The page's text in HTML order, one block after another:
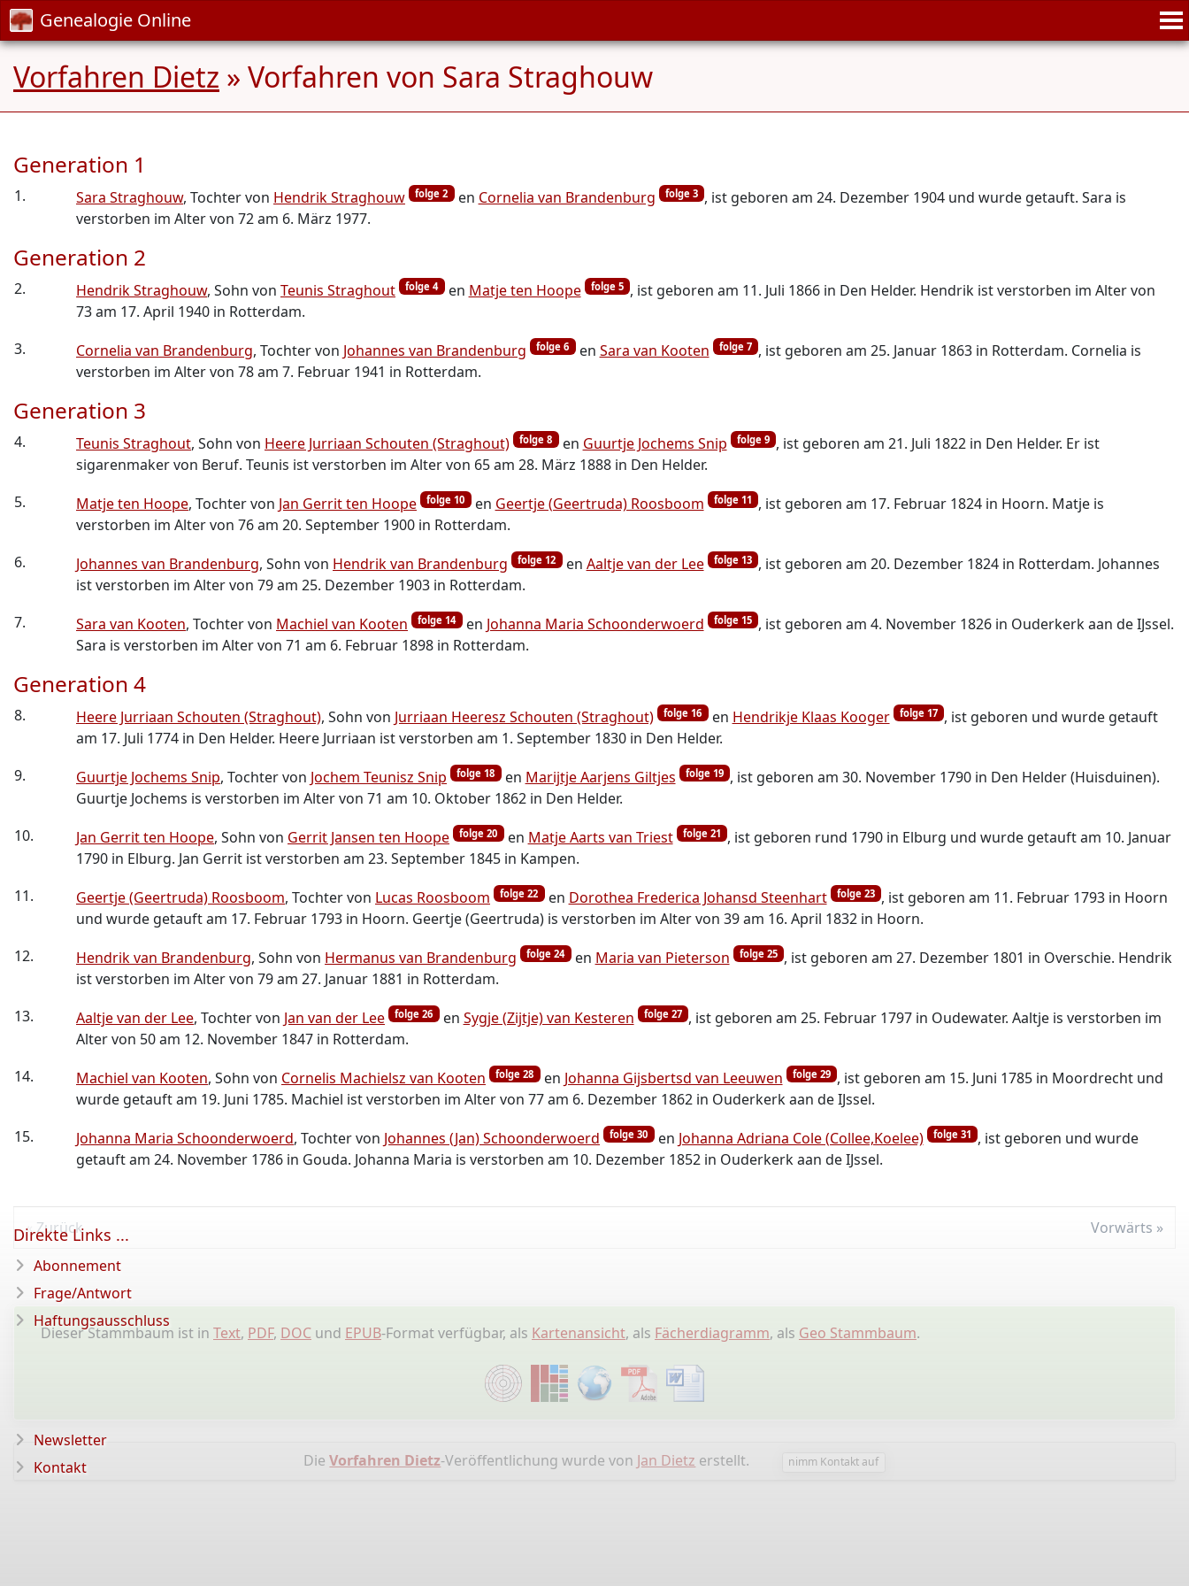
Genealogie Online
Vorfahren Dietz » Vorfahren von Sara Straghouw
Generation 1
1. Sara Straghouw, Tochter von Hendrik Straghouw folge 2 en Cornelia van Brandenburg folge 3 , ist geboren am 24. Dezember 1904 und wurde getauft. Sara is
verstorben im Alter von 72 am 6. März 1977.
Generation 2
2. Hendrik Straghouw, Sohn von Teunis Straghout folge 4 en Matje ten Hoope folge 5 , ist geboren am 11. Juli 1866 in Den Helder. Hendrik ist verstorben im Alter von
73 am 17. April 1940 in Rotterdam.
3.
Cornelia van Brandenburg, Tochter von Johannes van Brandenburg folge 6 en Sara van Kooten folge 7 , ist geboren am 25. Januar 1863 in Rotterdam. Cornelia is
verstorben im Alter von 78 am 7. Februar 1941 in Rotterdam.
Generation 3
4. Teunis Straghout, Sohn von Heere Jurriaan Schouten (Straghout) folge 8 en Guurtje Jochems Snip folge 9 , ist geboren am 21. Juli 1822 in Den Helder. Er ist
sigarenmaker von Beruf. Teunis ist verstorben im Alter von 65 am 28. März 1888 in Den Helder.
5.
Matje ten Hoope, Tochter von Jan Gerrit ten Hoope folge 10 en Geertje (Geertruda) Roosboom folge 11 , ist geboren am 17. Februar 1824 in Hoorn. Matje is
verstorben im Alter von 76 am 20. September 1900 in Rotterdam.
6.
Johannes van Brandenburg, Sohn von Hendrik van Brandenburg folge 12 en Aaltje van der Lee folge 13 , ist geboren am 20. Dezember 1824 in Rotterdam. Johannes
ist verstorben im Alter von 79 am 25. Dezember 1903 in Rotterdam.
7.
Sara van Kooten, Tochter von Machiel van Kooten folge 14 en Johanna Maria Schoonderwoerd folge 15 , ist geboren am 4. November 1826 in Ouderkerk aan de IJssel.
Sara is verstorben im Alter von 71 am 6. Februar 1898 in Rotterdam.
Generation 4
8. Heere Jurriaan Schouten (Straghout), Sohn von Jurriaan Heeresz Schouten (Straghout) folge 16 en Hendrikje Klaas Kooger folge 17 , ist geboren und wurde getauft
am 17. Juli 1774 in Den Helder. Heere Jurriaan ist verstorben am 1. September 1830 in Den Helder.
9.
Guurtje Jochems Snip, Tochter von Jochem Teunisz Snip folge 18 en Marijtje Aarjens Giltjes folge 19 , ist geboren am 30. November 1790 in Den Helder (Huisduinen).
Guurtje Jochems is verstorben im Alter von 71 am 10. Oktober 1862 in Den Helder.
10.
Jan Gerrit ten Hoope, Sohn von Gerrit Jansen ten Hoope folge 20 en Matje Aarts van Triest folge 21 , ist geboren rund 1790 in Elburg und wurde getauft am 10. Januar
1790 in Elburg. Jan Gerrit ist verstorben am 23. September 1845 in Kampen.
11.
Geertje (Geertruda) Roosboom, Tochter von Lucas Roosboom folge 22 en Dorothea Frederica Johansd Steenhart folge 23 , ist geboren am 11. Februar 1793 in Hoorn
und wurde getauft am 17. Februar 1793 in Hoorn. Geertje (Geertruda) is verstorben im Alter von 39 am 16. April 1832 in Hoorn.
12.
Hendrik van Brandenburg, Sohn von Hermanus van Brandenburg folge 24 en Maria van Pieterson folge 25 , ist geboren am 27. Dezember 1801 in Overschie. Hendrik
ist verstorben im Alter von 79 am 27. Januar 1881 in Rotterdam.
13.
Aaltje van der Lee, Tochter von Jan van der Lee folge 26 en Sygje (Zijtje) van Kesteren folge 27 , ist geboren am 25. Februar 1797 in Oudewater. Aaltje is verstorben im
Alter von 50 am 12. November 1847 in Rotterdam.
14.
Machiel van Kooten, Sohn von Cornelis Machielsz van Kooten folge 28 en Johanna Gijsbertsd van Leeuwen folge 29 , ist geboren am 15. Juni 1785 in Moordrecht und
wurde getauft am 19. Juni 1785. Machiel ist verstorben im Alter von 77 am 6. Dezember 1862 in Ouderkerk aan de IJssel.
15.
Johanna Maria Schoonderwoerd, Tochter von Johannes (Jan) Schoonderwoerd folge 30 en Johanna Adriana Cole (Collee,Koelee) folge 31 , ist geboren und wurde
getauft am 24. November 1786 in Gouda. Johanna Maria is verstorben am 10. Dezember 1852 in Ouderkerk aan de IJssel.
Zurück Vorwärts
Dieser Stammbaum ist in Text, PDF, DOC und EPUB-Format verfügbar, als Kartenansicht, als Fächerdiagramm, als Geo Stammbaum.
DieVorfahren Dietz-Veröffentlichung wurde von Jan Dietz erstellt. nimm Kontakt auf
Direkte Links ...
Abonnement
Frage/Antwort
Haftungsausschluss
Newsletter
Kontakt